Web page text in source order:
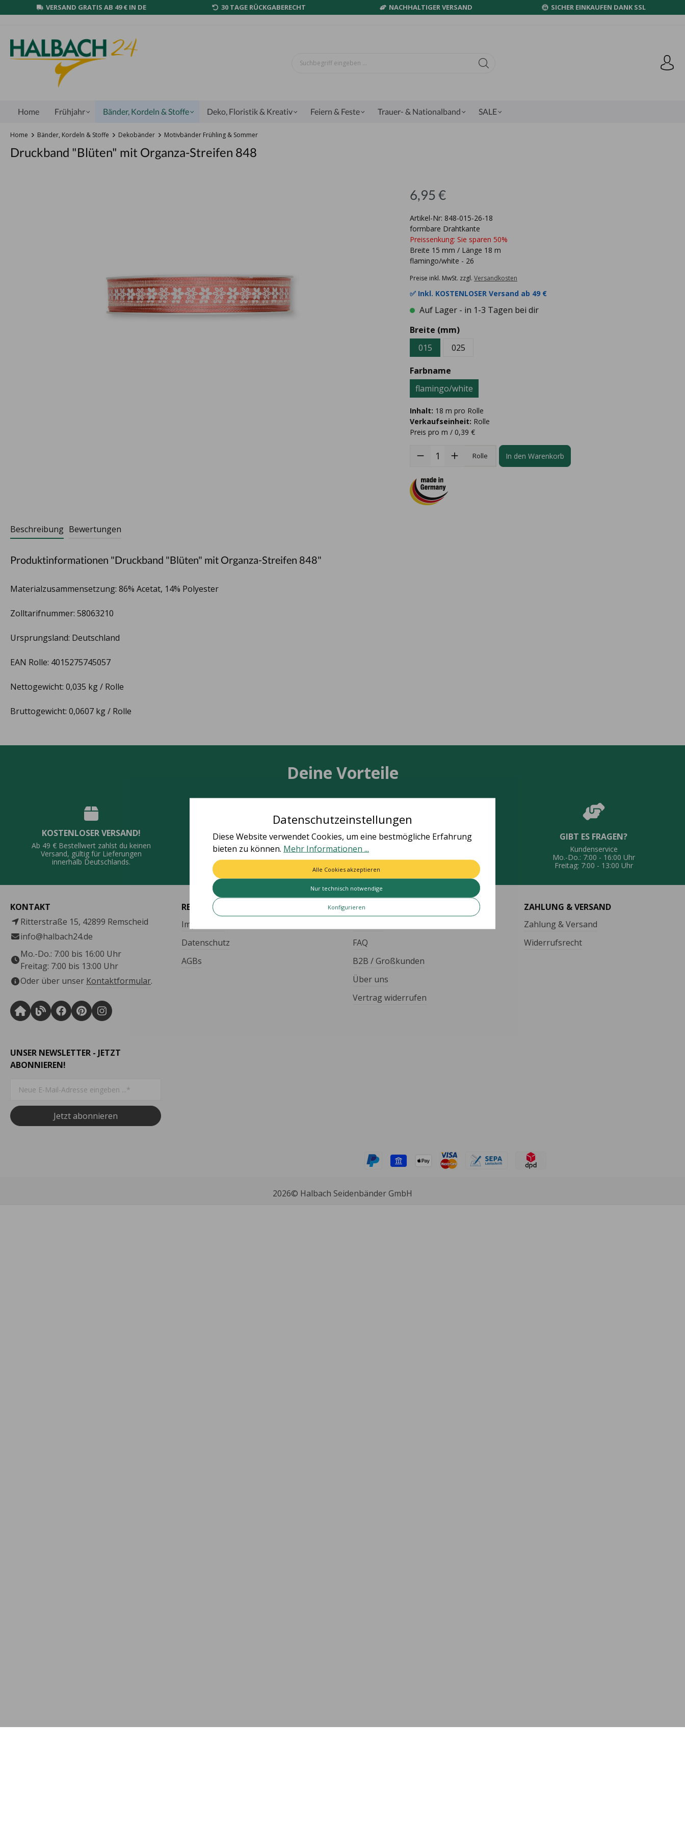
VERSAND GRATIS AB 49 € IN DE 30 TAGE RÜCKGABERECHT NACHHALTIGER VERSAND SICHER EINKAUFEN DANK SSL
Home Frühjahr Bänder, Kordeln & Stoffe Deko, Floristik & Kreativ Feiern & Feste Trauer- & Nationalband SALE
Home Bänder, Kordeln & Stoffe Dekobänder Motivbänder Frühling & Sommer
Druckband "Blüten" mit Organza-Streifen 848
6,95 €
Artikel-Nr: 848-015-26-18
formbare Drahtkante
Preissenkung: Sie sparen 50%
Breite 15 mm / Länge 18 m
flamingo/white - 26
Preise inkl. MwSt. zzgl. Versandkosten
✅ Inkl. KOSTENLOSER Versand ab 49 €
Auf Lager - in 1-3 Tagen bei dir
Breite (mm)
015
025
Farbname
flamingo/white
Inhalt: 18 m pro Rolle
Verkaufseinheit: Rolle
Preis pro m / 0,39 €
Rolle In den Warenkorb
Beschreibung Bewertungen
Produktinformationen "Druckband "Blüten" mit Organza-Streifen 848"
Materialzusammensetzung: 86% Acetat, 14% Polyester
Zolltarifnummer: 58063210
Ursprungsland: Deutschland
EAN Rolle: 4015275745057
Nettogewicht: 0,035 kg / Rolle
Bruttogewicht: 0,0607 kg / Rolle
Deine Vorteile
KOSTENLOSER VERSAND!
Ab 49 € Bestellwert zahlst du keinen
Versand, gültig für Lieferungen
innerhalb Deutschlands.
QUALITÄT MADE IN GERMANY
Viele Artikel vollständig in
Deutschland hergestellt.
SCHNELLE LIEFERUNG
von Tür zu Tür.
GIBT ES FRAGEN?
Kundenservice
Mo.-Do.: 7:00 - 16:00 Uhr
Freitag: 7:00 - 13:00 Uhr
KONTAKT
Ritterstraße 15, 42899 Remscheid
info@halbach24.de
Mo.-Do.: 7:00 bis 16:00 Uhr
Freitag: 7:00 bis 13:00 Uhr
Oder über unser Kontaktformular.
RECHTLICHES
Impressum
Datenschutz
AGBs
HILFE & KONTAKT
FAQ
B2B / Großkunden
Über uns
Vertrag widerrufen
ZAHLUNG & VERSAND
Zahlung & Versand
Widerrufsrecht
UNSER NEWSLETTER - JETZT
ABONNIEREN!
Jetzt abonnieren
2026© Halbach Seidenbänder GmbH
Datenschutzeinstellungen
Diese Website verwendet Cookies, um eine bestmögliche Erfahrung
bieten zu können. Mehr Informationen ...
Nur technisch notwendige
Konfigurieren
Alle Cookies akzeptieren